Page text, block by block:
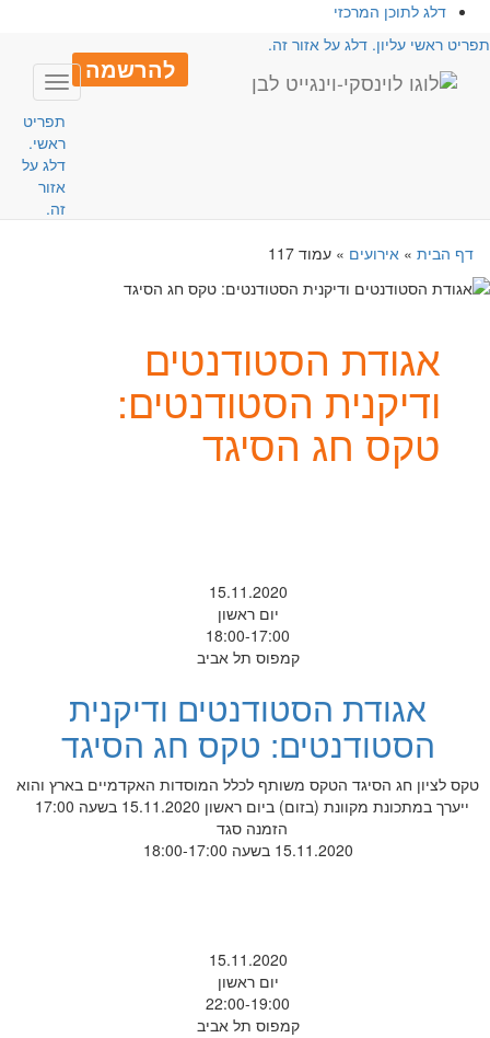
דלג לתוכן המרכזי
ראשי עליון. דלג על אזור זה.
להרשמה
Toggle
תפריט
ראשי.
דלג על
אזור
זה.
דף הבית» אירועים» עמוד 117
אגודת הסטודנטים
ודיקנית הסטודנטים:
טקס חג הסיגד
15.11.2020
יום ראשון
18:00-17:00
קמפוס תל אביב
אגודת הסטודנטים ודיקנית
הסטודנטים: טקס חג הסיגד
טקס לציון חג הסיגד הטקס משותף לכלל המוסדות האקדמיים בארץ והוא
ייערך במתכונת מקוונת (בזום) ביום ראשון 15.11.2020 בשעה 17:00
הזמנה סגד
15.11.2020 בשעה 18:00-17:00
15.11.2020
יום ראשון
22:00-19:00
קמפוס תל אביב